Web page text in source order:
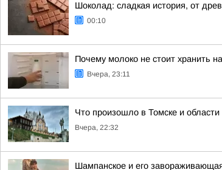
Шоколад: сладкая история, от
00:10
Почему молоко не стоит хранить
Вчера, 23:11
Что произошло в Томске и области
Вчера, 22:32
Шампанское и его